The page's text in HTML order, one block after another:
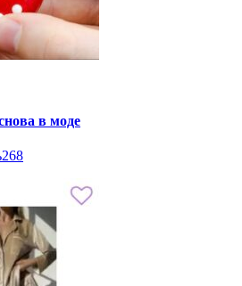
в моде
268